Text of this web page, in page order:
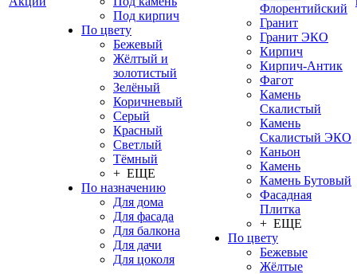
Под кирпич
По цвету
Бежевый
Жёлтый и
золотистый
Зелёный
Коричневый
Серый
Красный
Светлый
Тёмный
+ ЕЩЕ
По назначению
Для дома
Для фасада
Для балкона
Для дачи
Для цоколя
Флорентийский
Гранит
Гранит ЭКО
Кирпич
Кирпич-Антик
Фагот
Камень
Скалистый
Камень
Скалистый ЭКО
Каньон
Камень
Камень Бутовый
Фасадная
Плитка
+ ЕЩЕ
По цвету
Бежевые
Жёлтые